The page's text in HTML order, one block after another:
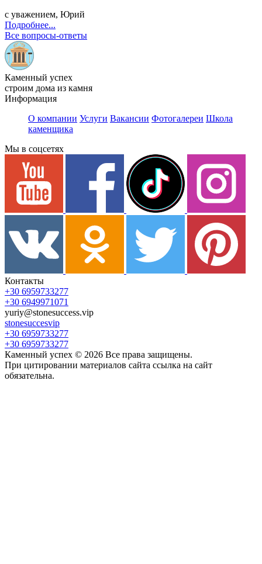
с уважением, Юрий
Подробнее...
Все вопросы-ответы
Каменный успех
строим дома из камня
Информация
О компании Услуги Вакансии Фотогалереи Школа
каменщика
Мы в соцсетях
Контакты
+30 6959733277
+30 6949971071
yuriy@stonesuccess.vip
stonesuccesvip
+30 6959733277
+30 6959733277
Каменный успех © 2026 Все права защищены.
При цитировании материалов сайта ссылка на сайт
обязательна.